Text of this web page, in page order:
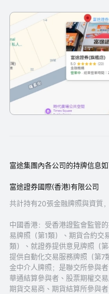
富途集團內各公司的持牌信息如
富途證券國際(香港)有限公司
共計持有20張金融牌照與資質
中國香港：受香港證監會監管
易牌照（第1類）、期貨合約
類）、就證券提供意見牌照（
提供自動化交易服務牌照（第7
金中介人牌照；是聯交所參與
華通結算參與者、股票期權交
期貨交易商、期貨結算所參與者